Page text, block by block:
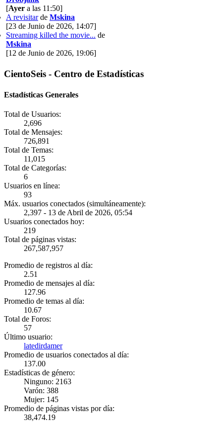
[Ayer a las 11:50]
A revisitarde Mskina
[23 de Junio de 2026, 14:07]
Streaming killed the movie... de
Mskina
[12 de Junio de 2026, 19:06]
CientoSeis - Centro de Estadísticas
Estadísticas Generales
Total de Usuarios:
2,696
Total de Mensajes:
726,891
Total de Temas:
11,015
Total de Categorías:
6
Usuarios en línea:
93
Máx. usuarios conectados (simultáneamente):
2,397 - 13 de Abril de 2026, 05:54
Usuarios conectados hoy:
219
Total de páginas vistas:
267,587,957
Promedio de registros al día:
2.51
Promedio de mensajes al día:
127.96
Promedio de temas al día:
10.67
Total de Foros:
57
Último usuario:
latedirdamer
Promedio de usuarios conectados al día:
137.00
Estadísticas de género:
Ninguno: 2163
Varón: 388
Mujer: 145
Promedio de páginas vistas por día:
38,474.19